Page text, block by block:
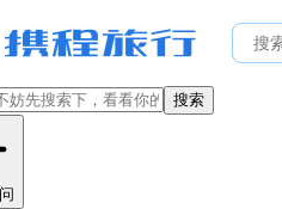
搜索